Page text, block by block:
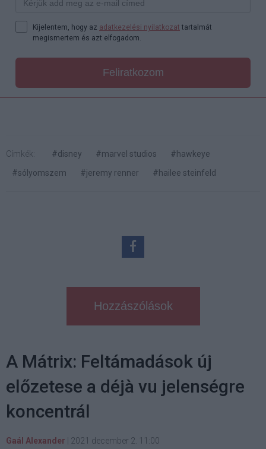
Kijelentem, hogy az adatkezelési nyilatkozat tartalmát
megismertem és azt elfogadom.
Feliratkozom
Címkék: #disney #marvel studios
#hawkeye
#sólyomszem
#jeremy renner #hailee steinfeld
Hozzászólások
A Mátrix: Feltámadások új
előzetese a déjà vu jelenségre
koncentrál
Gaál Alexander 2021 december 2. 11:00